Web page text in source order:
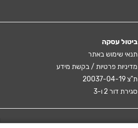
ביטול עסקה
תנאי שימוש באתר
מדיניות פרטיות / בקשת מידע
ת"צ 20037-04-19
סגירת דור 2 ו-3